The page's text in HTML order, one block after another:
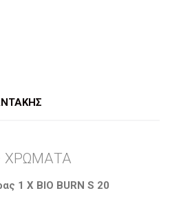
ΧΡΩΜΑΤΑ
1 X BIO BURN S 20